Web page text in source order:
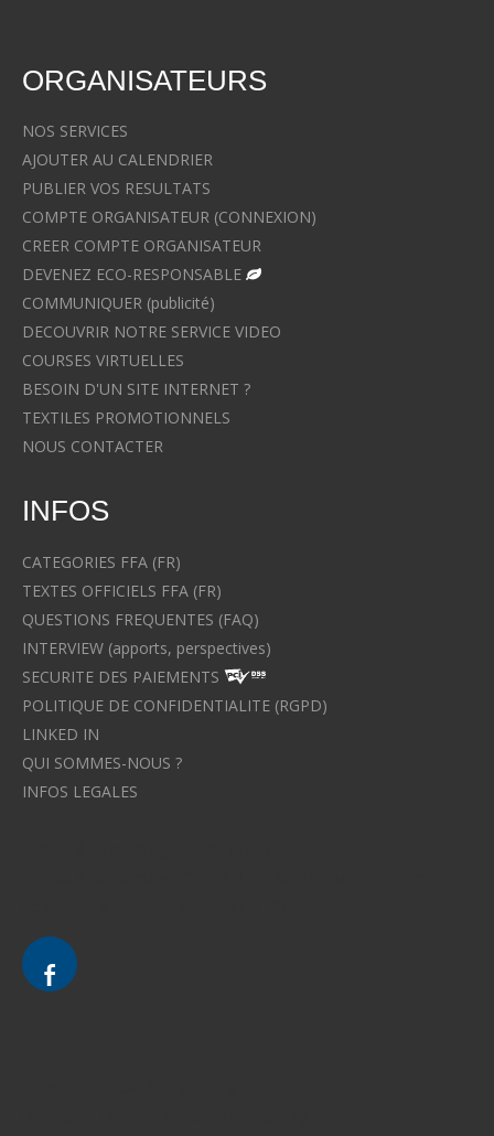
ORGANISATEURS
NOS SERVICES
AJOUTER AU CALENDRIER
PUBLIER VOS RESULTATS
COMPTE ORGANISATEUR (CONNEXION)
CREER COMPTE ORGANISATEUR
DEVENEZ ECO-RESPONSABLE
COMMUNIQUER (publicité)
DECOUVRIR NOTRE SERVICE VIDEO
COURSES VIRTUELLES
BESOIN D'UN SITE INTERNET ?
TEXTILES PROMOTIONNELS
NOUS CONTACTER
INFOS
CATEGORIES FFA (FR)
TEXTES OFFICIELS FFA (FR)
QUESTIONS FREQUENTES (FAQ)
INTERVIEW (apports, perspectives)
SECURITE DES PAIEMENTS
POLITIQUE DE CONFIDENTIALITE (RGPD)
LINKED IN
QUI SOMMES-NOUS ?
INFOS LEGALES